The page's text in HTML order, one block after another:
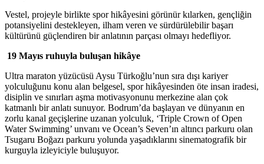
Vestel, projeyle birlikte spor hikâyesini görünür kılarken, gençliğin
potansiyelini destekleyen, ilham veren ve sürdürülebilir başarı
kültürünü güçlendiren bir anlatının parçası olmayı hedefliyor.
19 Mayıs ruhuyla buluşan hikâye
Ultra maraton yüzücüsü Aysu Türkoğlu’nun sıra dışı kariyer
yolculuğunu konu alan belgesel, spor hikâyesinden öte insan iradesi,
disiplin ve sınırları aşma motivasyonunu merkezine alan çok
katmanlı bir anlatı sunuyor. Bodrum’da başlayan ve dünyanın en
zorlu kanal geçişlerine uzanan yolculuk, ‘Triple Crown of Open
Water Swimming’ unvanı ve Ocean’s Seven’ın altıncı parkuru olan
Tsugaru Boğazı parkuru yolunda yaşadıklarını sinematografik bir
kurguyla izleyiciyle buluşuyor.